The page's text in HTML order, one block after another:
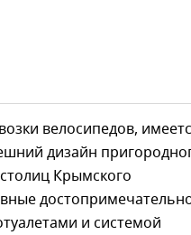
велосипедов,
дизайн
Крымского
и системой